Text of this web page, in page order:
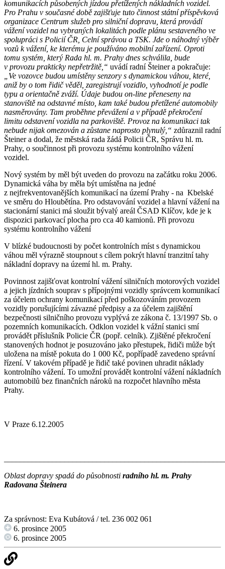
komunikacích působených jízdou přetížených nákladních vozidel.
Pro Prahu v současné době zajišťuje tuto činnost státní příspěvková
organizace Centrum služeb pro silniční dopravu, která provádí
vážení vozidel na vybraných lokalitách podle plánu sestaveného ve
spolupráci s Policií ČR, Celní správou a TSK. Jde o náhodný výběr
vozů k vážení, ke kterému je používáno mobilní zařízení. Oproti
tomu systém, který Rada hl. m. Prahy dnes schválila, bude
v provozu prakticky nepřetržitě,“ uvádí radní Šteiner a pokračuje:
„Ve vozovce budou umístěny senzory s dynamickou váhou, které,
aniž by o tom řidič věděl, zaregistrují vozidlo, vyhodnotí je podle
typu a orientačně zváží. Údaje budou on-line přeneseny na
stanoviště na odstavné místo, kam také budou přetížené automobily
nasměrovány. Tam proběhne převážení a v případě překročení
limitu odstavení vozidla na parkoviště. Provoz na komunikaci tak
nebude nijak omezován a zůstane naprosto plynulý,“ zdůraznil radní
Šteiner a dodal, že městská rada žádá Policii ČR, Správu hl. m.
Prahy, o součinnost při provozu systému kontrolního vážení
vozidel.
Nový systém by měl být uveden do provozu na začátku roku 2006.
Dynamická váha by měla být umístěna na jedné
z nejfrekventovanějších komunikací na území Prahy - na Kbelské
ve směru do Hloubětína. Pro odstavování vozidel a hlavní vážení na
stacionární stanici má sloužit bývalý areál ČSAD Klíčov, kde je k
dispozici parkovací plocha pro cca 40 kamionů. Při provozu
systému kontrolního vážení
V blízké budoucnosti by počet kontrolních míst s dynamickou
váhou měl výrazně stoupnout s cílem pokrýt hlavní tranzitní tahy
nákladní dopravy na území hl. m. Prahy.
Povinnost zajišťovat kontrolní vážení silničních motorových vozidel
a jejich jízdních souprav s přípojnými vozidly správcem komunikací
za účelem ochrany komunikací před poškozováním provozem
vozidly porušujícími závazné předpisy a za účelem zajištění
bezpečnosti silničního provozu vyplývá ze zákona č. 13/1997 Sb. o
pozemních komunikacích. Odklon vozidel k vážní stanici smí
provádět příslušník Policie ČR (popř. celník). Zjištěné překročení
stanovených hodnot je posuzováno jako přestupek, řidiči může být
uložena na místě pokuta do 1 000 Kč, popřípadě zavedeno správní
řízení. V takovém případě je řidič také povinen uhradit náklady
kontrolního vážení. To umožní provádět kontrolní vážení nákladních
automobilů bez finančních nároků na rozpočet hlavního města
Prahy.
V Praze 6.12.2005
Oblast dopravy spadá do působnosti radního hl. m. Prahy
Radovana Šteinera
Za správnost: Eva Kubátová / tel. 236 002 061
6. prosince 2005
6. prosince 2005